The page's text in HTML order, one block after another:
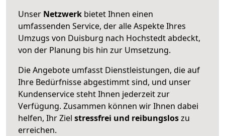
Unser Netzwerk bietet Ihnen einen
umfassenden Service, der alle Aspekte Ihres
Umzugs von Duisburg nach Hochstedt abdeckt,
von der Planung bis hin zur Umsetzung.
Die Angebote umfasst Dienstleistungen, die auf
Ihre Bedürfnisse abgestimmt sind, und unser
Kundenservice steht Ihnen jederzeit zur
Verfügung. Zusammen können wir Ihnen dabei
helfen, Ihr Ziel stressfrei und reibungsloszu
erreichen.